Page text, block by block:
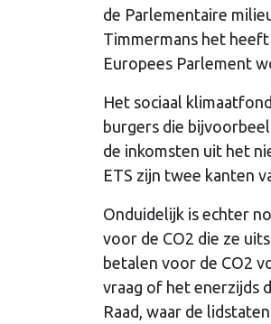
de Parlementaire
Timmermans het
Europees Parlement
Het sociaal
burgers die
de inkomsten uit het
ETS zijn twee kanten
Onduidelijk is echter
voor de CO2 die ze
betalen voor de CO2
vraag of het enerzijds
Raad, waar de